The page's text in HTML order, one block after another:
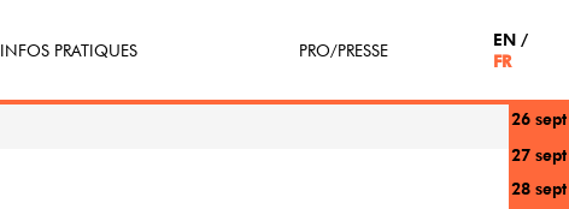
INFOS PRATIQUES PRO/PRESSE
EN
FR
26 sept
27 sept
28 sept